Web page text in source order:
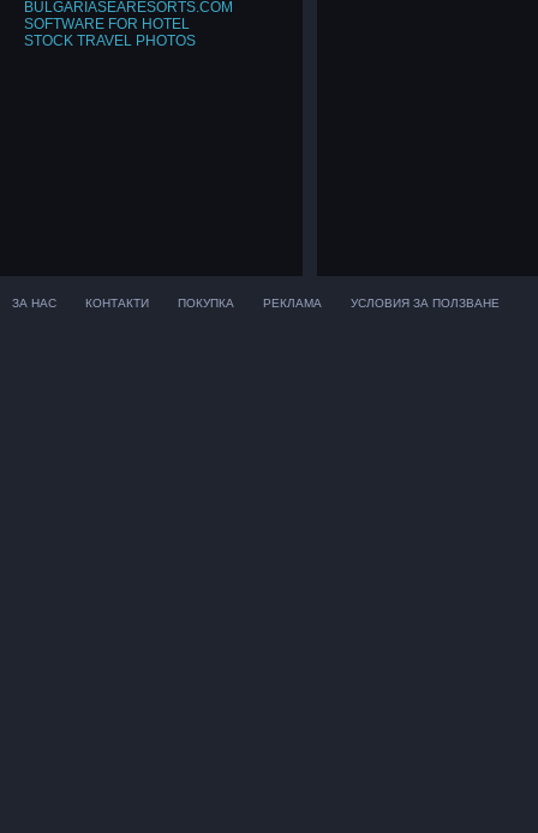
BULGARIASEARESORTS.COM
SOFTWARE FOR HOTEL
STOCK TRAVEL PHOTOS
ЗА НАС КОНТАКТИ ПОКУПКА РЕКЛАМА УСЛОВИЯ ЗА ПОЛЗВАНЕ